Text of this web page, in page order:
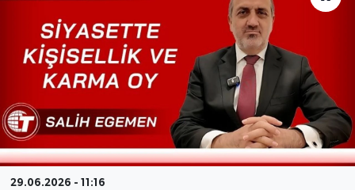
29.06.2026 - 11:16